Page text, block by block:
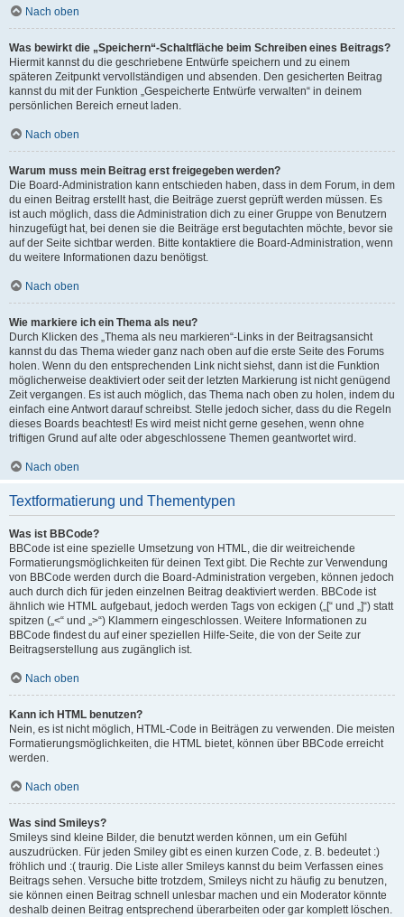
Nach oben
Was bewirkt die „Speichern“-Schaltfläche beim Schreiben eines Beitrags?
Hiermit kannst du die geschriebene Entwürfe speichern und zu einem
späteren Zeitpunkt vervollständigen und absenden. Den gesicherten Beitrag
kannst du mit der Funktion „Gespeicherte Entwürfe verwalten“ in deinem
persönlichen Bereich erneut laden.
Nach oben
Warum muss mein Beitrag erst freigegeben werden?
Die Board-Administration kann entschieden haben, dass in dem Forum, in dem
du einen Beitrag erstellt hast, die Beiträge zuerst geprüft werden müssen. Es
ist auch möglich, dass die Administration dich zu einer Gruppe von Benutzern
hinzugefügt hat, bei denen sie die Beiträge erst begutachten möchte, bevor sie
auf der Seite sichtbar werden. Bitte kontaktiere die Board-Administration, wenn
du weitere Informationen dazu benötigst.
Nach oben
Wie markiere ich ein Thema als neu?
Durch Klicken des „Thema als neu markieren“-Links in der Beitragsansicht
kannst du das Thema wieder ganz nach oben auf die erste Seite des Forums
holen. Wenn du den entsprechenden Link nicht siehst, dann ist die Funktion
möglicherweise deaktiviert oder seit der letzten Markierung ist nicht genügend
Zeit vergangen. Es ist auch möglich, das Thema nach oben zu holen, indem du
einfach eine Antwort darauf schreibst. Stelle jedoch sicher, dass du die Regeln
dieses Boards beachtest! Es wird meist nicht gerne gesehen, wenn ohne
triftigen Grund auf alte oder abgeschlossene Themen geantwortet wird.
Nach oben
Textformatierung und Thementypen
Was ist BBCode?
BBCode ist eine spezielle Umsetzung von HTML, die dir weitreichende
Formatierungsmöglichkeiten für deinen Text gibt. Die Rechte zur Verwendung
von BBCode werden durch die Board-Administration vergeben, können jedoch
auch durch dich für jeden einzelnen Beitrag deaktiviert werden. BBCode ist
ähnlich wie HTML aufgebaut, jedoch werden Tags von eckigen („[“ und „]“) statt
spitzen („<“ und „>“) Klammern eingeschlossen. Weitere Informationen zu
BBCode findest du auf einer speziellen Hilfe-Seite, die von der Seite zur
Beitragserstellung aus zugänglich ist.
Nach oben
Kann ich HTML benutzen?
Nein, es ist nicht möglich, HTML-Code in Beiträgen zu verwenden. Die meisten
Formatierungsmöglichkeiten, die HTML bietet, können über BBCode erreicht
werden.
Nach oben
Was sind Smileys?
Smileys sind kleine Bilder, die benutzt werden können, um ein Gefühl
auszudrücken. Für jeden Smiley gibt es einen kurzen Code, z. B. bedeutet :)
fröhlich und :( traurig. Die Liste aller Smileys kannst du beim Verfassen eines
Beitrags sehen. Versuche bitte trotzdem, Smileys nicht zu häufig zu benutzen,
sie können einen Beitrag schnell unlesbar machen und ein Moderator könnte
deshalb deinen Beitrag entsprechend überarbeiten oder gar komplett löschen.